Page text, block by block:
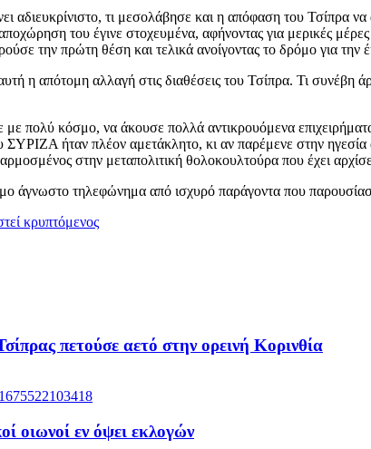
αδιευκρίνιστο, τι μεσολάβησε και η απόφαση του
του έγινε στοχευμένα, αφήνοντας για μερικές
την πρώτη θέση και τελικά ανοίγοντας το δρόμο για
η απότομη αλλαγή στις διαθέσεις του Τσίπρα. Τι συνέβη
με πολύ κόσμο, να άκουσε πολλά αντικρουόμενα
ΣΥΡΙΖΑ ήταν πλέον αμετάκλητο, κι αν παρέμενε στην
στην μεταπολιτική θολοκουλτούρα που έχει
άγνωστο τηλεφώνημα από ισχυρό παράγοντα που
κρυπτόμενος
πετούσε αετό στην ορεινή Κορινθία
οιωνοί εν όψει εκλογών